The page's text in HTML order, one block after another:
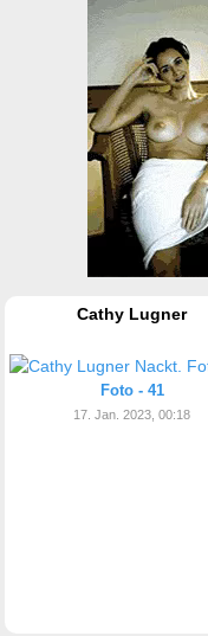
Cathy Lugner
Foto - 41
17. Jan. 2023, 00:18